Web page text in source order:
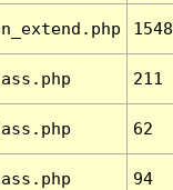
1548
211
62
94